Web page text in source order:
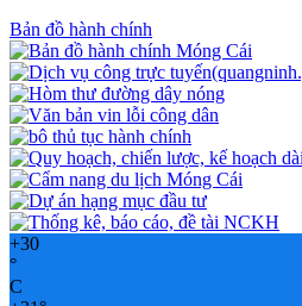
Bản đồ hành chính
+30
°
C